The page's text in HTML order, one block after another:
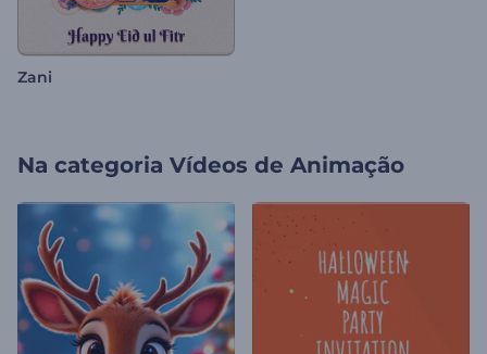
Zani
Na categoria Vídeos de Animação